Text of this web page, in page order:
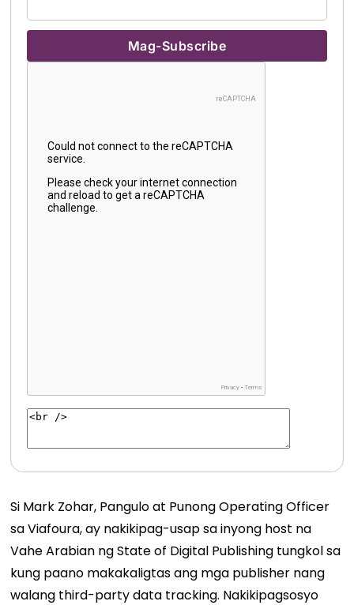
Si Mark Zohar, Pangulo at Punong Operating Officer
sa Viafoura, ay nakikipag-usap sa inyong host na
Vahe Arabian ng State of Digital Publishing tungkol sa
kung paano makakaligtas ang mga publisher nang
walang third-party data tracking. Nakikipagsosyo